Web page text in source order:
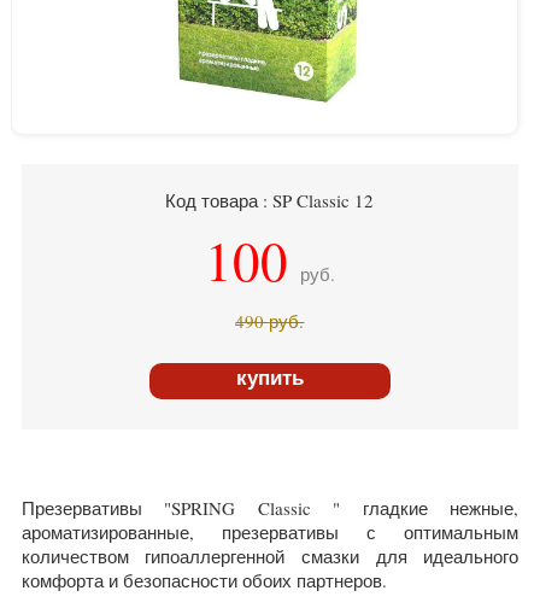
Код товара : SP Classic 12
100 руб.
490руб.
купить
Презервативы "SPRING Classic " гладкие нежные,
ароматизированные, презервативы с оптимальным
количеством гипоаллергенной смазки для идеального
комфорта и безопасности обоих партнеров.